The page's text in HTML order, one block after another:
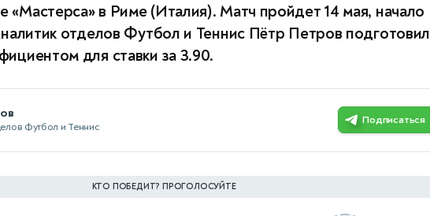
«Мастерса» в Риме (Италия). Матч пройдет 14 мая, начало
отделов Футбол и Теннис Пётр Петров подготовил
для ставки за 3.90.
Футбол и Теннис
Подписаться
КТО ПОБЕДИТ? ПРОГОЛОСУЙТЕ